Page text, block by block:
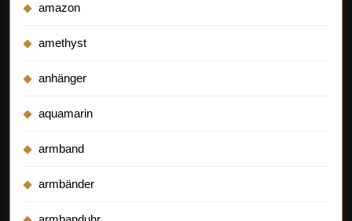
amazon
amethyst
anhänger
aquamarin
armband
armbänder